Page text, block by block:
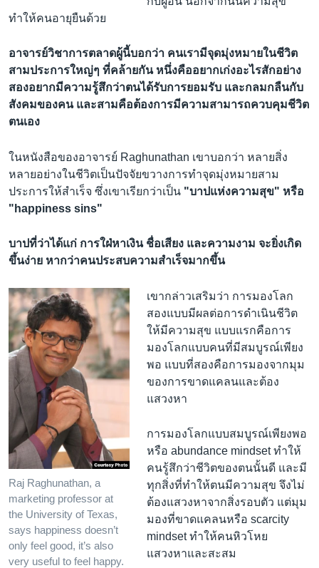
ทำให้คนอายุยืนด้วย
อาจารย์วิชาการตลาดผู้นี้บอกว่า คนเรามีจุดมุ่งหมายในชีวิต
สามประการใหญ่ๆ ที่คล้ายกัน หนึ่งคืออยากเก่งอะไรสักอย่าง
สองอยากมีความรู้สึกว่าตนได้รับการยอมรับ และกลมกลืนกับ
สังคมของคน และสามคือต้องการมีความสามารถควบคุมชีวิต
ตนเอง
ในหนังสือของอาจารย์ Raghunathan เขาบอกว่า หลายสิ่ง
หลายอย่างในชีวิตเป็นปัจจัยขวางการทำจุดมุ่งหมายสาม
ประการให้สำเร็จ ซึ่งเขาเรียกว่าเป็น "บาปแห่งความสุข" หรือ
"happiness sins"
บาปที่ว่าได้แก่ การใฝ่หาเงิน ชื่อเสียง และความงาม จะยิ่งเกิด
ขึ้นง่าย หากว่าคนประสบความสำเร็จมากขึ้น
Raj Raghunathan, a
marketing professor at
the University of Texas,
says happiness doesn’t
only feel good, it’s also
very useful to feel happy.
เขากล่าวเสริมว่า การมองโลก
สองแบบมีผลต่อการดำเนินชีวิต
ให้มีความสุข แบบแรกคือการ
มองโลกแบบคนที่มีสมบูรณ์เพียง
พอ แบบที่สองคือการมองจากมุม
ของการขาดแคลนและต้อง
แสวงหา
การมองโลกแบบสมบูรณ์เพียงพอ
หรือ abundance mindset ทำให้
คนรู้สึกว่าชีวิตของตนนั้นดี และมี
ทุกสิ่งที่ทำให้ตนมีความสุข จึงไม่
ต้องแสวงหาจากสิ่งรอบตัว แต่มุม
มองที่ขาดแคลนหรือ scarcity
mindset ทำให้คนหิวโหย
แสวงหาและสะสม